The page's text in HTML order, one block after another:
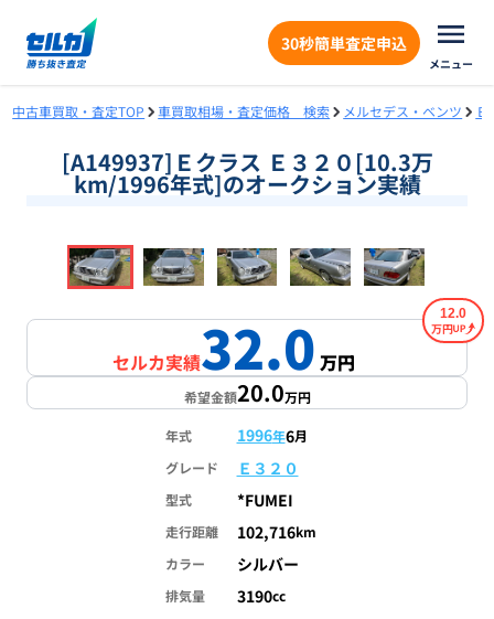
30秒簡単査定申込
メニュー
中古車買取・査定TOP 車買取相場・査定価格 検索 メルセデス・ベンツ Ｅ
[A149937]Ｅクラス Ｅ３２０[10.3万
km/1996年式]のオークション実績
1/18
セルカ実績32.0万円
12.0
万円
希望金額20.0万円
年式 1996年6月
グレード
Ｅ３２０
型式 *FUMEI
走行距離 102,716km
カラー
シルバー
排気量 3190cc